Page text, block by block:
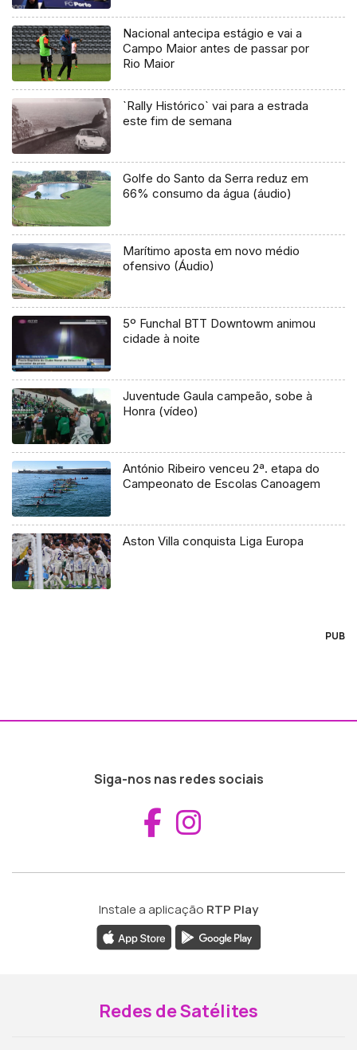
Nacional antecipa estágio e vai a
Campo Maior antes de passar por
Rio Maior
`Rally Histórico` vai para a estrada
este fim de semana
Golfe do Santo da Serra reduz em
66% consumo da água (áudio)
Marítimo aposta em novo médio
ofensivo (Áudio)
5º Funchal BTT Downtowm animou
cidade à noite
Juventude Gaula campeão, sobe à
Honra (vídeo)
António Ribeiro venceu 2ª. etapa do
Campeonato de Escolas Canoagem
Aston Villa conquista Liga Europa
PUB
Siga-nos nas redes sociais
Aceder ao
Instale a aplicação RTP Play
Redes de Satélites